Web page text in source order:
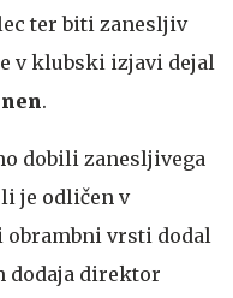
ter biti zanesljiv
v klubski izjavi dejal
.
dobili zanesljivega
je odličen v
obrambni vrsti dodal
dodaja direktor